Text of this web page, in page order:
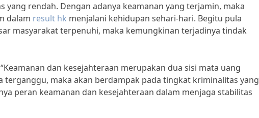
rendah. Dengan adanya keamanan yang terjamin, maka
dalam result hk menjalani kehidupan sehari-hari. Begitu pula
masyarakat terpenuhi, maka kemungkinan terjadinya tindak
dan kesejahteraan merupakan dua sisi mata uang
terganggu, maka akan berdampak pada tingkat kriminalitas yang
peran keamanan dan kesejahteraan dalam menjaga stabilitas